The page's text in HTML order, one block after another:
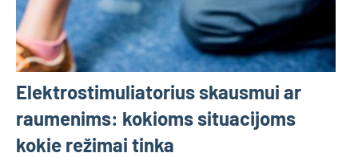
Elektrostimuliatorius skausmui ar
raumenims: kokioms situacijoms
kokie režimai tinka